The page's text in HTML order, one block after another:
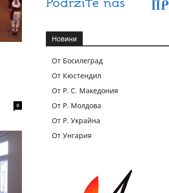
0
Новини
От Босилеград
От Кюстендил
От Р. С. Македония
От Р. Молдова
От Р. Украйна
От Унгария